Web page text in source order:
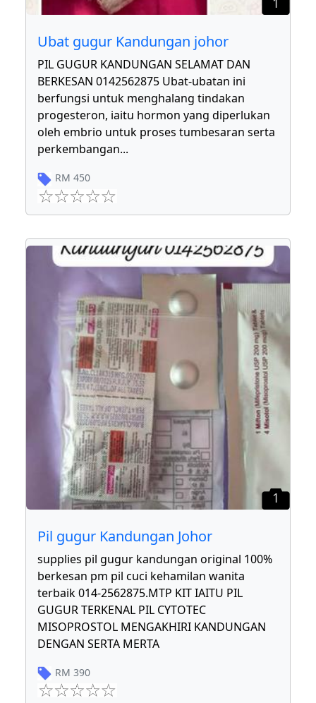
Ubat gugur Kandungan johor
PIL GUGUR KANDUNGAN SELAMAT DAN
BERKESAN 0142562875 Ubat-ubatan ini
berfungsi untuk menghalang tindakan
progesteron, iaitu hormon yang diperlukan
oleh embrio untuk proses tumbesaran serta
perkembangan...
RM 450
1
Pil gugur Kandungan Johor
supplies pil gugur kandungan original 100%
berkesan pm pil cuci kehamilan wanita
terbaik 014-2562875.MTP KIT IAITU PIL
GUGUR TERKENAL PIL CYTOTEC
MISOPROSTOL MENGAKHIRI KANDUNGAN
DENGAN SERTA MERTA
RM 390